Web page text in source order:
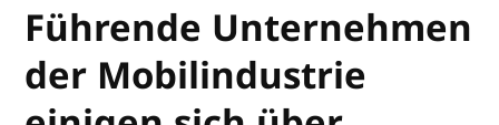
Führende Unternehmen
der Mobilindustrie